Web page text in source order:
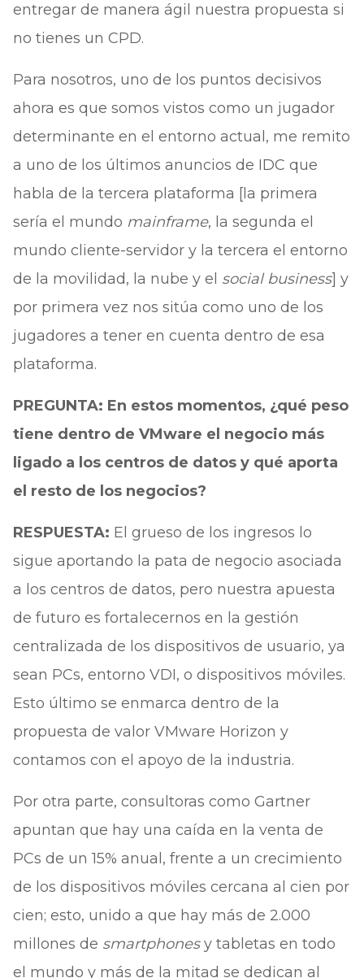
entregar de manera ágil nuestra propuesta si
no tienes un CPD.
Para nosotros, uno de los puntos decisivos
ahora es que somos vistos como un jugador
determinante en el entorno actual, me remito
a uno de los últimos anuncios de IDC que
habla de la tercera plataforma [la primera
sería el mundo mainframe, la segunda el
mundo cliente-servidor y la tercera el entorno
de la movilidad, la nube y el social business] y
por primera vez nos sitúa como uno de los
jugadores a tener en cuenta dentro de esa
plataforma.
PREGUNTA: En estos momentos, ¿qué peso
tiene dentro de VMware el negocio más
ligado a los centros de datos y qué aporta
el resto de los negocios?
RESPUESTA: El grueso de los ingresos lo
sigue aportando la pata de negocio asociada
a los centros de datos, pero nuestra apuesta
de futuro es fortalecernos en la gestión
centralizada de los dispositivos de usuario, ya
sean PCs, entorno VDI, o dispositivos móviles.
Esto último se enmarca dentro de la
propuesta de valor VMware Horizon y
contamos con el apoyo de la industria.
Por otra parte, consultoras como Gartner
apuntan que hay una caída en la venta de
PCs de un 15% anual, frente a un crecimiento
de los dispositivos móviles cercana al cien por
cien; esto, unido a que hay más de 2.000
millones de smartphonesy tabletas en todo
el mundo y más de la mitad se dedican al